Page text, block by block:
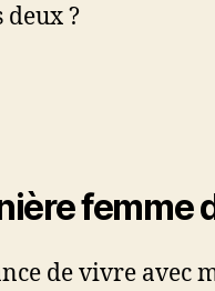
deux ?
femme
de vivre avec